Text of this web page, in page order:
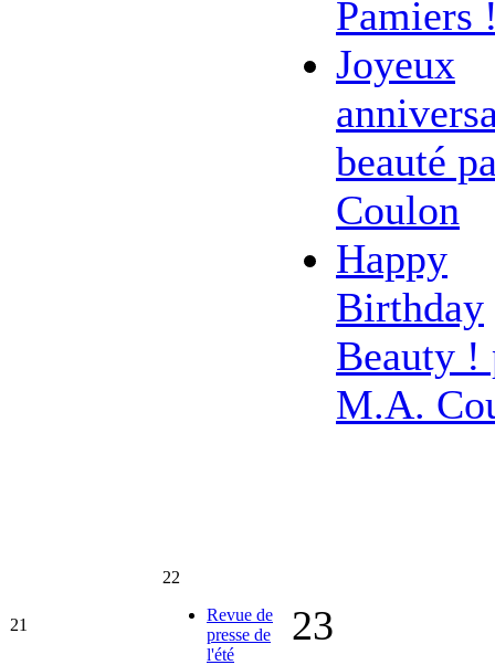
Pamiers
Joyeux
beauté
Coulon
Happy
Birthday
Beauty !
M.A.
21
22
Revue de
presse de
l'été
23